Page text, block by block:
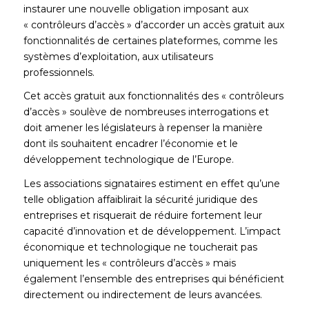
instaurer une nouvelle obligation imposant aux
« contrôleurs d’accès » d’accorder un accès gratuit aux
fonctionnalités de certaines plateformes, comme les
systèmes d’exploitation, aux utilisateurs
professionnels.
Cet accès gratuit aux fonctionnalités des « contrôleurs
d’accès » soulève de nombreuses interrogations et
doit amener les législateurs à repenser la manière
dont ils souhaitent encadrer l’économie et le
développement technologique de l’Europe.
Les associations signataires estiment en effet qu’une
telle obligation affaiblirait la sécurité juridique des
entreprises et risquerait de réduire fortement leur
capacité d’innovation et de développement. L’impact
économique et technologique ne toucherait pas
uniquement les « contrôleurs d’accès » mais
également l’ensemble des entreprises qui bénéficient
directement ou indirectement de leurs avancées.